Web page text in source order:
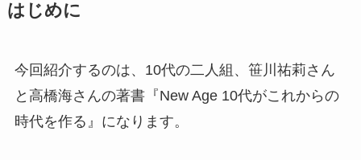
はじめに
今回紹介するのは、10代の二人組、笹川祐莉さん
と高橋海さんの著書『New Age 10代がこれからの
時代を作る』になります。